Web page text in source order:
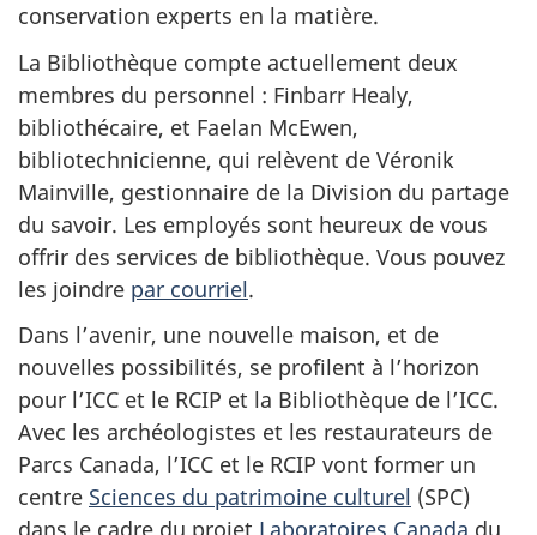
conservation experts en la matière.
La Bibliothèque compte actuellement deux
membres du personnel : Finbarr Healy,
bibliothécaire, et Faelan McEwen,
bibliotechnicienne, qui relèvent de Véronik
Mainville, gestionnaire de la Division du partage
du savoir. Les employés sont heureux de vous
offrir des services de bibliothèque. Vous pouvez
les joindre par courriel.
Dans l’avenir, une nouvelle maison, et de
nouvelles possibilités, se profilent à l’horizon
pour l’ICC et le RCIP et la Bibliothèque de l’ICC.
Avec les archéologistes et les restaurateurs de
Parcs Canada, l’ICC et le RCIP vont former un
centre Sciences du patrimoine culturel (SPC)